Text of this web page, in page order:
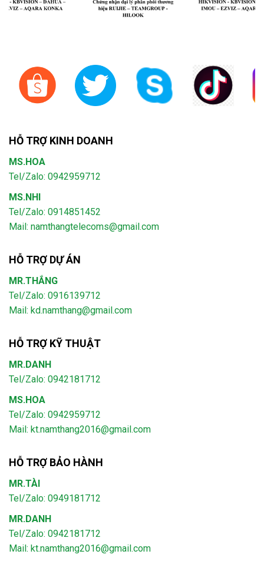
HỖ TRỢ KINH DOANH
MS.HOA
Tel/Zalo: 0942959712
MS.NHI
Tel/Zalo: 0914851452
Mail: namthangtelecoms@gmail.com
HỖ TRỢ DỰ ÁN
MR.THẮNG
Tel/Zalo: 0916139712
Mail: kd.namthang@gmail.com
HỖ TRỢ KỸ THUẬT
MR.DANH
Tel/Zalo: 0942181712
MS.HOA
Tel/Zalo: 0942959712
Mail: kt.namthang2016@gmail.com
HỖ TRỢ BẢO HÀNH
MR.TÀI
Tel/Zalo: 0949181712
MR.DANH
Tel/Zalo: 0942181712
Mail: kt.namthang2016@gmail.com